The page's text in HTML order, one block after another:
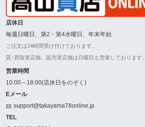
店休日
毎週日曜日、第2・第4水曜日、年末年始
ご注文は24時間受け付けております。
質･買取実店舗、販売実店舗は日曜日も営業しております。
営業時間
10:00～18:00(店休日をのぞく)
Eメール
support@takayama78online.jp
TEL